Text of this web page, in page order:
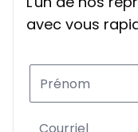
Location sur 39
0.00 $ d'acompte
avec vous